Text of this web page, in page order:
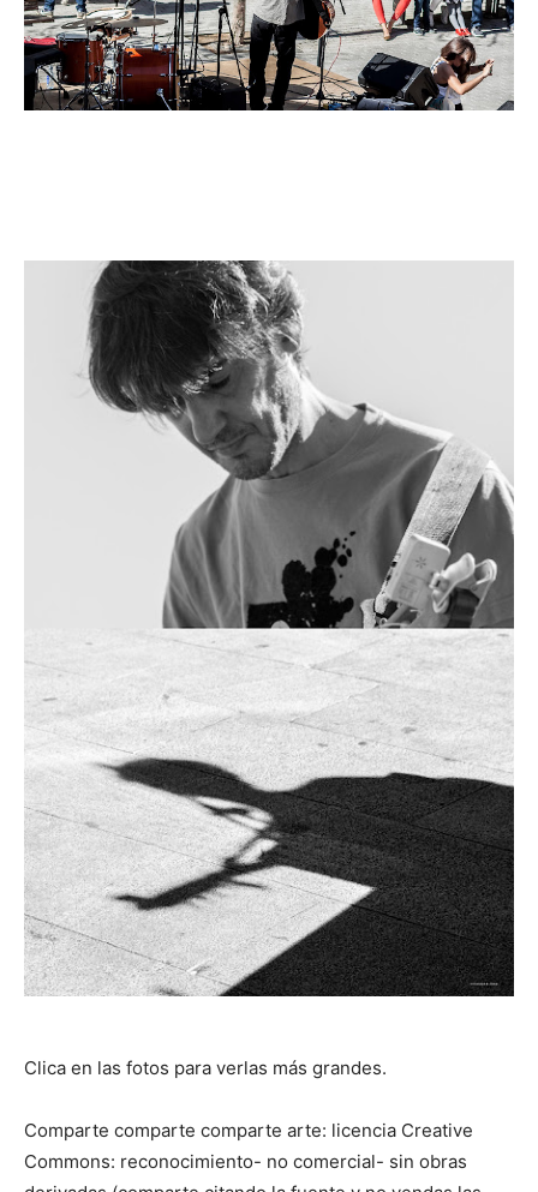
Clica en las fotos para verlas más grandes.
Comparte comparte comparte arte: licencia Creative
Commons: reconocimiento- no comercial- sin obras